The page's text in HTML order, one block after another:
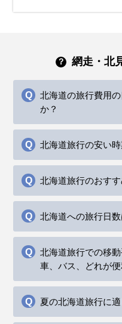
網走・北
北海道の旅行費用
か？
北海道旅行の安い
北海道旅行のおす
北海道への旅行日
北海道旅行での移
車、バス、どれが便
夏の北海道旅行に